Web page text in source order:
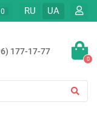
0 RU UA
177-17-77
0